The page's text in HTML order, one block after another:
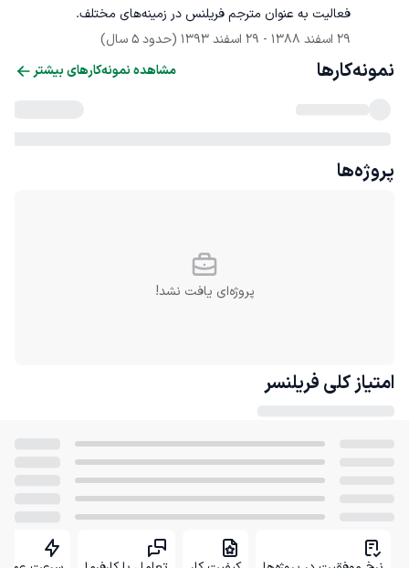
فعالیت به عنوان مترجم فریلنس در زمینه‌های مختلف.
29 اسفند 1388
- 29 اسفند 1393 (حدود 5 سال)
نمونه‌کارها مشاهده نمونه‌کارهای بیشتر
پروژه‌ها
پروژه‌ای یافت نشد!
امتیاز کلی فریلنسر